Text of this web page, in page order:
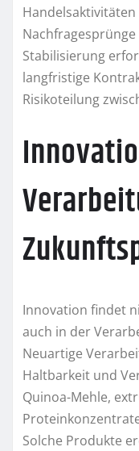
Stabilisierung
langfristige
Risikoteilung
Innovation findet
auch in der
Neuartige
Haltbarkeit und
Quinoa-Mehle,
Solche Produkte